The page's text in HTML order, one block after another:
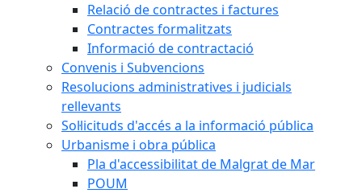
Relació de contractes i factures
Contractes formalitzats
Informació de contractació
Convenis i Subvencions
Resolucions administratives i judicials
rellevants
Sol·licituds d'accés a la informació pública
Urbanisme i obra pública
Pla d'accessibilitat de Malgrat de Mar
POUM